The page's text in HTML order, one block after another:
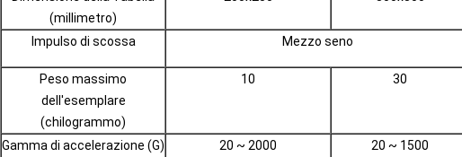
(millimetro)
Impulso di scossa Mezzo seno
Peso massimo
dell'esemplare
(chilogrammo)
10 30
Gamma di accelerazione (G) 20 ~ 2000 20 ~ 1500